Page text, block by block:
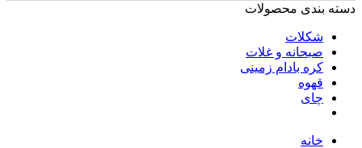
دسته بندی محصولات
شکلات
صبحانه و غلات
کره بادام زمینی
قهوه
چای
خانه